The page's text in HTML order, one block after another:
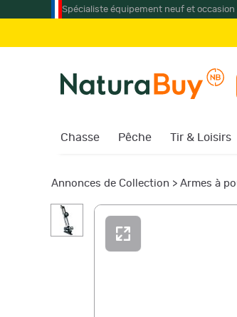
Spécialiste équipement neuf et
Chasse Pêche Tir & Loisirs
Annonces de Collection > Armes à